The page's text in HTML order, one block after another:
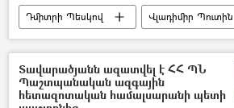
Դմիտրի Պեսկով
Վլադիմիր Պուտին
Ուկրաինա
Ռեջեփ Թայիփ Էրդողան
միջնորդություն
Պատերազմ
Տավարածյանն ազատվել է ՀՀ ՊՆ
Պաշտպանական ազգային
հետազոտական համալսարանի պետի